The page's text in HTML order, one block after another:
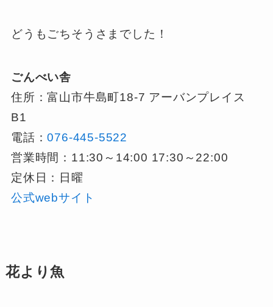
どうもごちそうさまでした！
ごんべい舎
住所：富山市牛島町18-7 アーバンプレイス
B1
電話：076-445-5522
営業時間：11:30～14:00 17:30～22:00
定休日：日曜
公式webサイト
花より魚